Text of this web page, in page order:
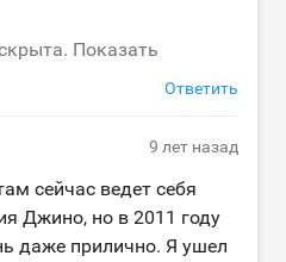
Показать
Ответить
9 лет назад
сейчас ведет себя
Джино, но в 2011 году
даже прилично. Я ушел